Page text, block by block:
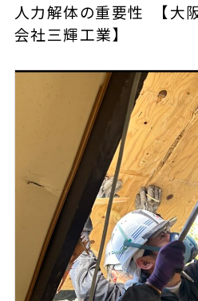
人力解体の重要性 【
会社三輝工業】